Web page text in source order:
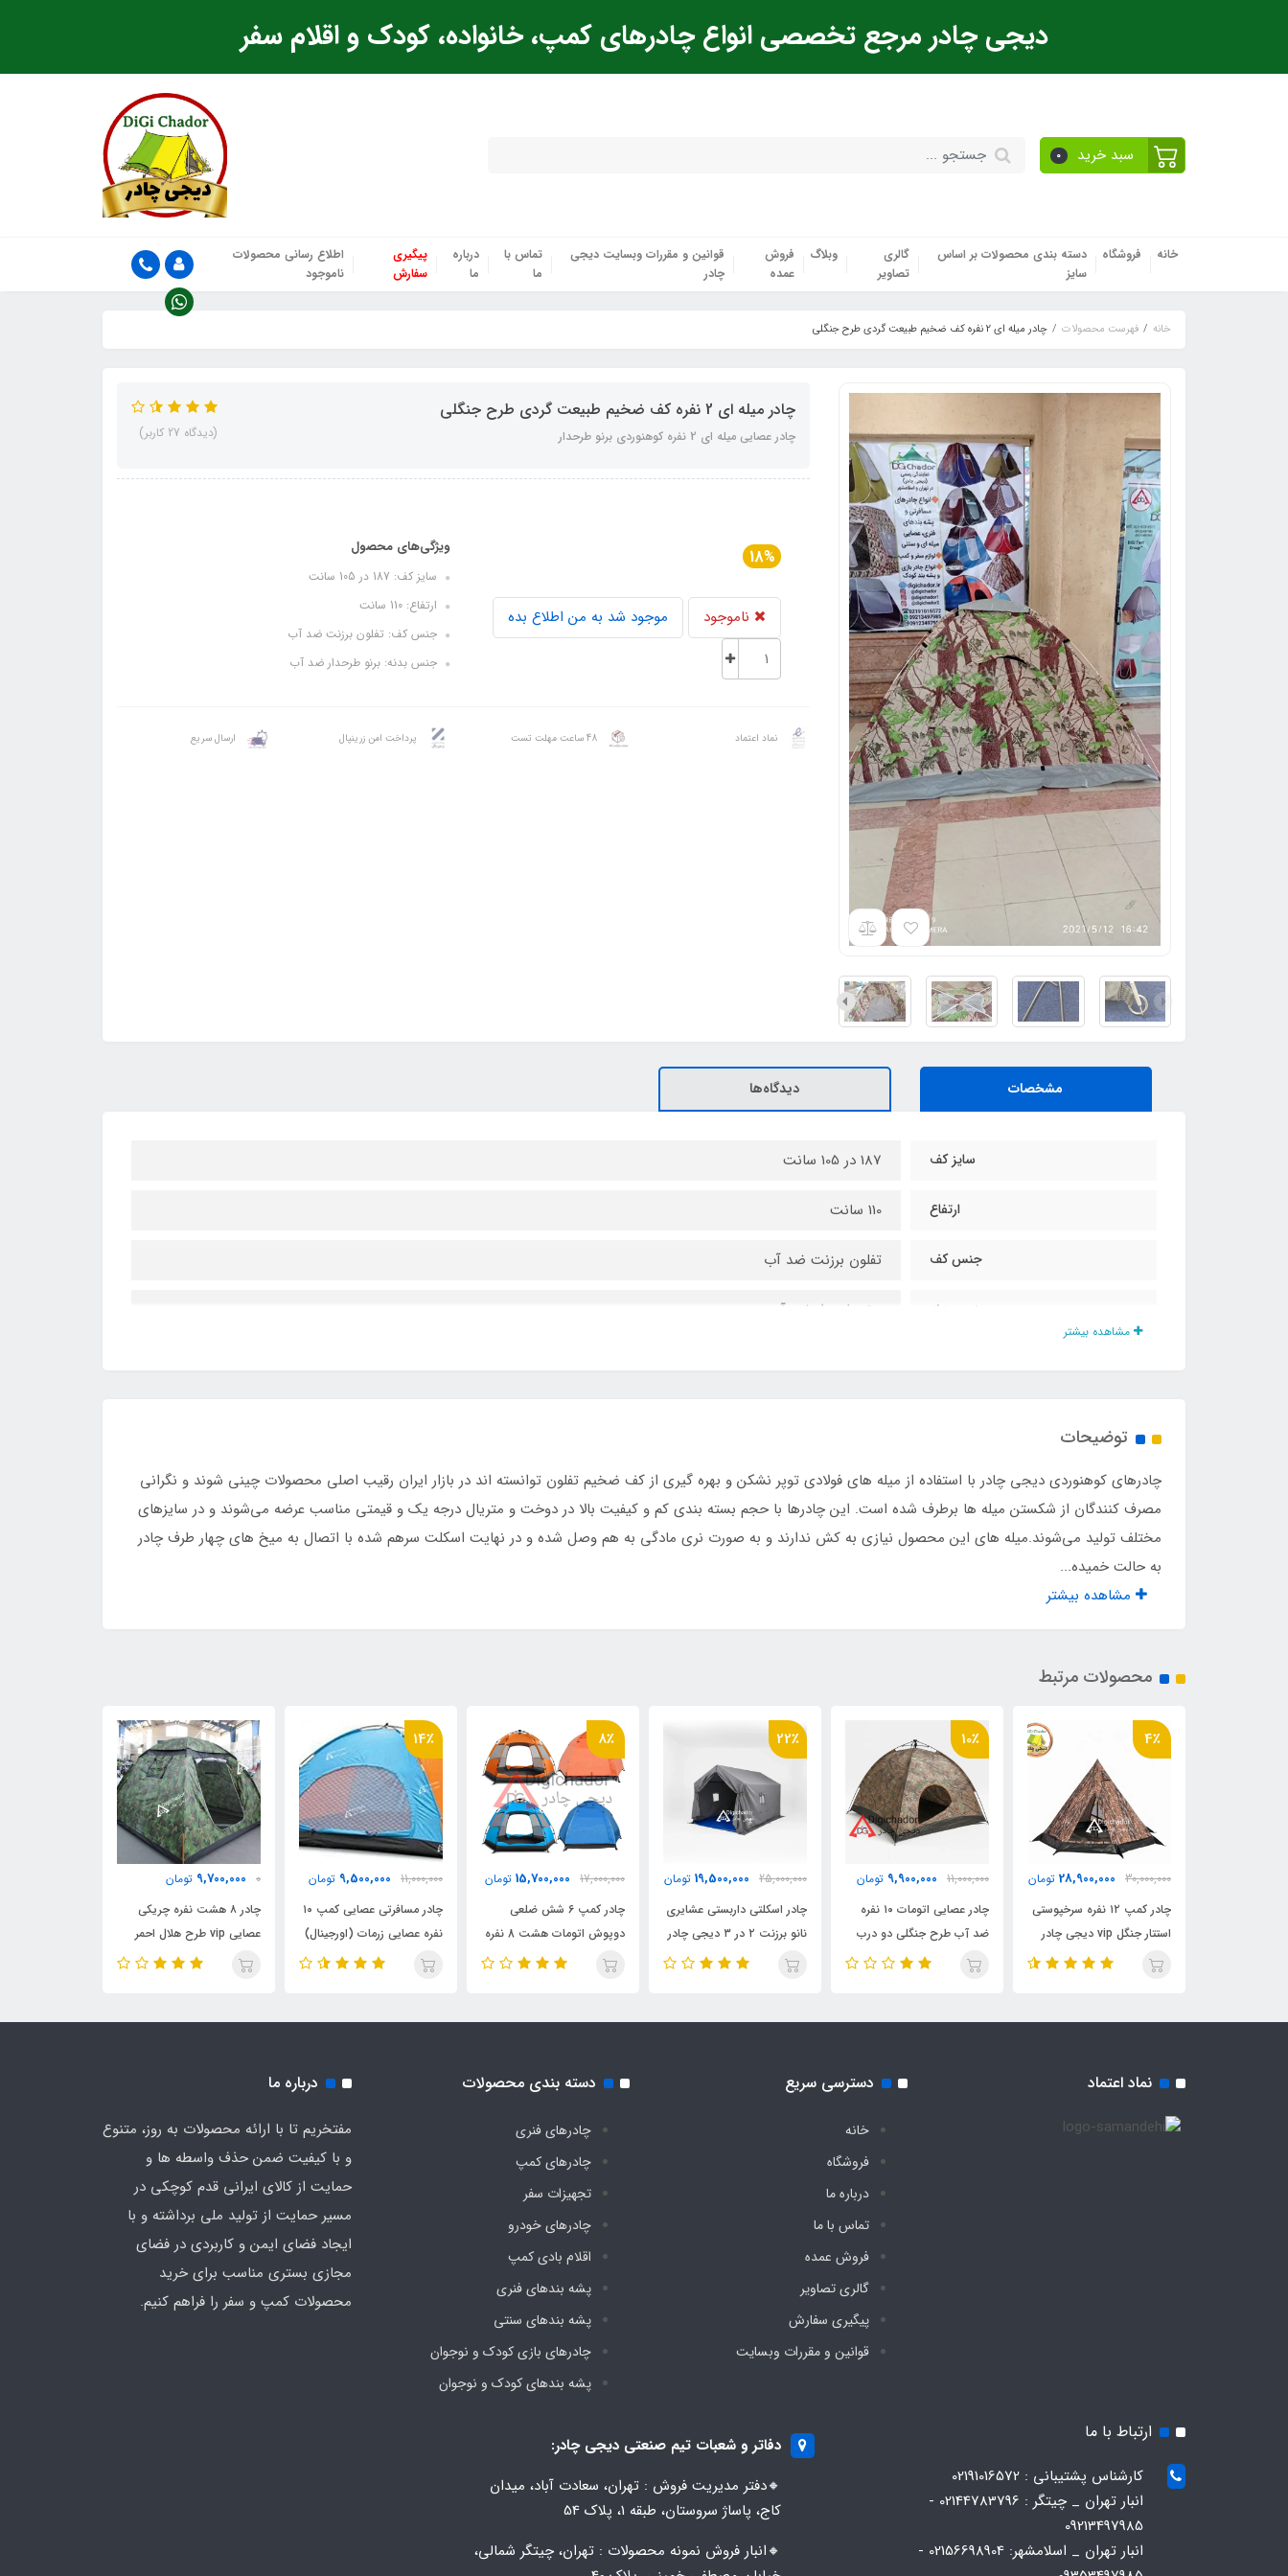
دیجی چادر مرجع تخصصی انواع چادرهای کمپ، خانواده، کودک و اقلام سفر
سبد خرید 0
خانه فروشگاه
دسته بندی محصولات بر اساس
سایز
گالری
تصاویر
وبلاگ
فروش
عمده
قوانین و مقررات وبسایت دیجی
چادر
تماس با
ما
درباره
ما
پیگیری
سفارش
اطلاع رسانی محصولات
ناموجود
خانه فهرست محصولات چادر میله ای 2 نفره کف ضخیم طبیعت گردی طرح جنگلی
چادر میله ای 2 نفره کف ضخیم طبیعت گردی طرح جنگلی
چادر عصایی میله ای 2 نفره کوهنوردی برنو طرحدار (دیدگاه 27 کاربر)
18%
ناموجود موجود شد به من اطلاع بده
ویژگی‌های محصول
سایز کف: 187 در 105 سانت
ارتفاع: 110 سانت
جنس کف: تفلون برزنت ضد آب
جنس بدنه: برنو طرحدار ضد آب
نماد اعتماد 48 ساعت مهلت تست پرداخت امن زرینپال ارسال سریع
مشخصات دیدگاه‌ها
سایز کف 187 در 105 سانت
ارتفاع 110 سانت
جنس کف تفلون برزنت ضد آب
جنس بدنه برنو طرحدار ضد آب
نوع بسته بندی لوله ای با طول 45 سانت
قفل چنگالی جمع کننده درب ورودی دارد
نوع و اندازه بسته بندی لوله ای با طول 45 سانت
مشاهده بیشتر
توضیحات
چادرهای کوهنوردی دیجی چادر با استفاده از میله های فولادی توپر نشکن و بهره گیری از کف ضخیم تفلون توانسته اند در بازار ایران رقیب اصلی محصولات چینی شوند و نگرانی
مصرف کنندگان از شکستن میله ها برطرف شده است. این چادرها با حجم بسته بندی کم و کیفیت بالا در دوخت و متریال درجه یک و قیمتی مناسب عرضه می‌شوند و در سایزهای
مختلف تولید می‌شوند.میله های این محصول نیازی به کش ندارند و به صورت نری مادگی به هم وصل شده و در نهایت اسکلت سرهم شده با اتصال به میخ های چهار طرف چادر
به حالت خمیده...
مشاهده بیشتر
محصولات مرتبط
4٪
30,000,000
28,900,000 تومان
چادر کمپ ۱۲ نفره سرخپوستی
استتار جنگل vip دیجی چادر
10٪
11,000,000
9,900,000 تومان
چادر عصایی اتومات ۱۰ نفره
ضد آب طرح جنگلی دو درب
دیجی چادر (خواب ۵ نفر)
22٪
25,000,000
19,500,000 تومان
چادر اسکلتی داربستی عشایری
نانو برزنت ۲ در ۳ دیجی چادر
8٪
17,000,000
15,700,000 تومان
چادر کمپ 6 شش ضلعی
دوپوش اتومات هشت 8 نفره
زرمات رنگ آبی(اورجینال)
14٪
11,000,000
9,500,000 تومان
چادر مسافرتی عصایی کمپ ۱۰
نفره عصایی زرمات (اورجینال)
0
9,700,000 تومان
چادر ۸ هشت نفره چریکی
عصایی vip طرح هلال احمر
دیجی چادر
نماد اعتماد دسترسی سریع
خانه
فروشگاه
درباره ما
تماس با ما
فروش عمده
گالری تصاویر
پیگیری سفارش
قوانین و مقررات وبسایت
دسته بندی محصولات
چادرهای فنری
چادرهای کمپ
تجهیزات سفر
چادرهای خودرو
اقلام بادی کمپ
پشه‌ بندهای فنری
پشه‌ بندهای سنتی
چادرهای بازی کودک و نوجوان
پشه‌ بندهای کودک و نوجوان
درباره ما
مفتخریم تا با ارائه محصولات به روز، متنوع
و با کیفیت ضمن حذف واسطه ها و
حمایت از کالای ایرانی قدم کوچکی در
مسیر حمایت از تولید ملی برداشته و با
ایجاد فضای ایمن و کاربردی در فضای
مجازی بستری مناسب برای خرید
محصولات کمپ و سفر را فراهم کنیم.
ارتباط با ما
کارشناس پشتیبانی : 02191016572
انبار تهران _ چیتگر : 02144783796 -
09213497985
انبار تهران _ اسلامشهر: 02156698904 -
دفاتر و شعبات تیم صنعتی دیجی چادر:
🔸️​​دفتر مدیریت فروش : تهران، سعادت آباد، میدان
کاج، پاساژ سروستان، طبقه 1، پلاک 54
🔸️​​انبار فروش نمونه محصولات : تهران، چیتگر شمالی،